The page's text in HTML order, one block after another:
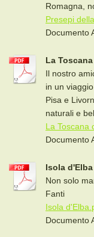
Romagna,
Presepi
Documento
La
Il nostro
in un
Pisa e
naturali e
La Toscana
Documento
Isola d'Elba
Non solo
Fanti
Isola
Documento